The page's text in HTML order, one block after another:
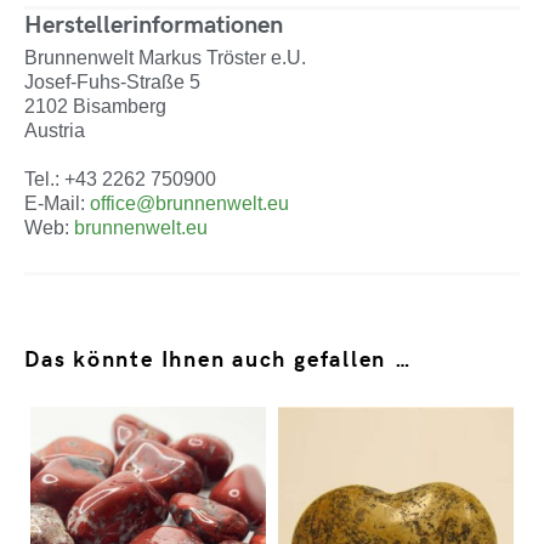
Herstellerinformationen
Brunnenwelt Markus Tröster e.U.
Josef-Fuhs-Straße 5
2102 Bisamberg
Austria
Tel.: +43 2262 750900
E-Mail: office@brunnenwelt.eu
Web: brunnenwelt.eu
Das könnte Ihnen auch gefallen …